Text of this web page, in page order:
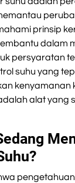
prinsip
dalam
persyaratan
suhu yang
kenyamanan
alat yang